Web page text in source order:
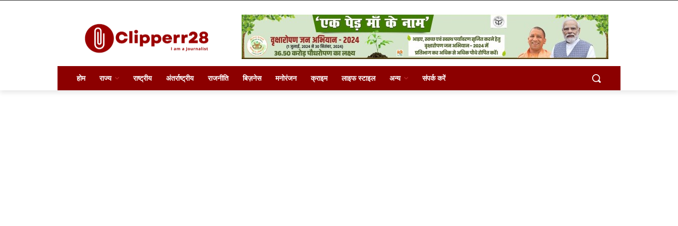
होम राज्य राष्ट्रीय अंतर्राष्ट्रीय राजनीति बिज़नेस मनोरंजन क्राइम लाइफ स्टाइल अन्य संपर्क करें